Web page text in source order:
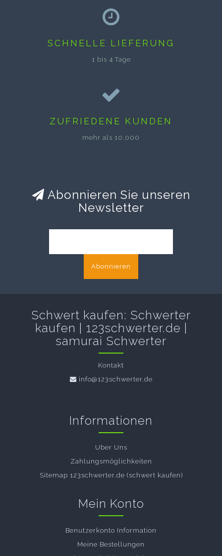
SCHNELLE LIEFERUNG
1 bis 4 Tage
ZUFRIEDENE KUNDEN
mehr als 10.000
Abonnieren Sie unseren
Newsletter
Abonnieren
Schwert kaufen: Schwerter
kaufen | 123schwerter.de |
samurai Schwerter
Kontakt
info@123schwerter.de
Informationen
Uber Uns
Zahlungsmöglichkeiten
Sitemap 123schwerter.de (schwert kaufen)
Mein Konto
Benutzerkonto Information
Meine Bestellungen